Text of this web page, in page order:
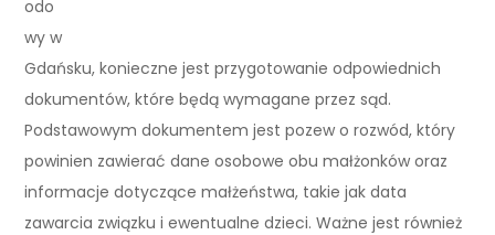
odo
wy w
Gdańsku, konieczne jest przygotowanie odpowiednich
dokumentów, które będą wymagane przez sąd.
Podstawowym dokumentem jest pozew o rozwód, który
powinien zawierać dane osobowe obu małżonków oraz
informacje dotyczące małżeństwa, takie jak data
zawarcia związku i ewentualne dzieci. Ważne jest również